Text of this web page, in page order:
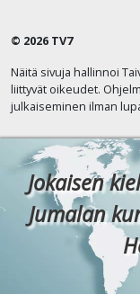
© 2026 TV7
Näitä sivuja hallinnoi
liittyvät oikeudet.
julkaiseminen ilman
Jokaisen
Jumalan